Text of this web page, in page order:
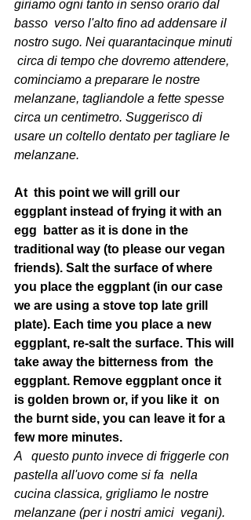
giriamo ogni tanto in senso orario dal
basso  verso l'alto fino ad addensare il
nostro sugo. Nei quarantacinque minuti
circa di tempo che dovremo attendere,
cominciamo a preparare le nostre
melanzane, tagliandole a fette spesse
circa un centimetro. Suggerisco di
usare un coltello dentato per tagliare le
melanzane.
At  this point we will grill our
eggplant instead of frying it with an
egg  batter as it is done in the
traditional way (to please our vegan
friends). Salt the surface of where
you place the eggplant (in our case
we are using a stove top late grill
plate). Each time you place a new
eggplant, re-salt the surface. This will
take away the bitterness from  the
eggplant. Remove eggplant once it
is golden brown or, if you like it  on
the burnt side, you can leave it for a
few more minutes.
A   questo punto invece di friggerle con
pastella all'uovo come si fa  nella
cucina classica, grigliamo le nostre
melanzane (per i nostri amici  vegani).